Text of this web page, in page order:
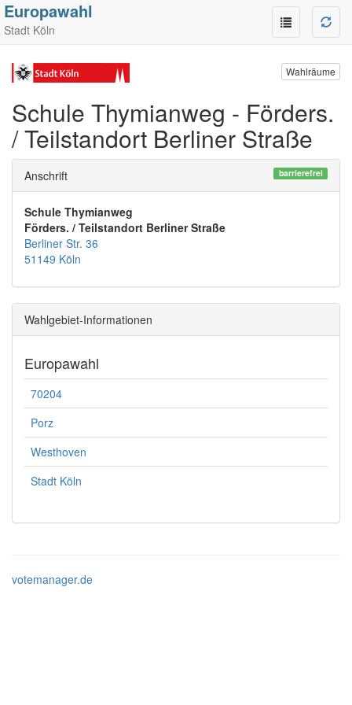
Europawahl
Stadt Köln
Wahlräume
Schule Thymianweg - Förders.
/ Teilstandort Berliner Straße
Anschrift barrierefrei
Schule Thymianweg
Förders. / Teilstandort Berliner Straße
Berliner Str. 36
51149 Köln
Wahlgebiet-Informationen
Europawahl
70204
Porz
Westhoven
Stadt Köln
votemanager.de